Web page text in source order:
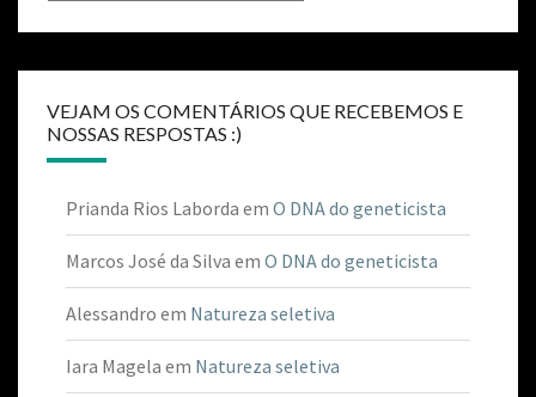
VEJAM OS COMENTÁRIOS QUE RECEBEMOS E
NOSSAS RESPOSTAS :)
Prianda Rios Laborda em O DNA do geneticista
Marcos José da Silva em O DNA do geneticista
Alessandro em Natureza seletiva
Iara Magela em Natureza seletiva